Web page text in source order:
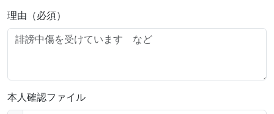
理由（必須）
本人確認ファイル